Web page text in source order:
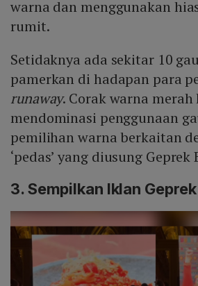
warna dan menggunakan
rumit.
Setidaknya ada sekitar 10
pamerkan di hadapan para
runaway. Corak warna
mendominasi penggunaan
pemilihan warna berkaitan
‘pedas’ yang diusung Geprek
3. Sempilkan Iklan